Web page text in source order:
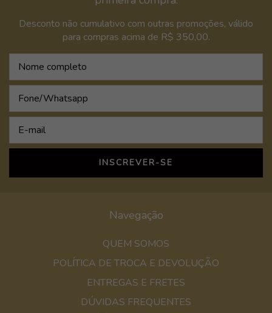
Desconto não cumulativo com outras promoções, válido
para compras acima de R$ 350,00.
Navegação
QUEM SOMOS
POLÍTICA DE TROCA E DEVOLUÇÃO
ENTREGAS E FRETES
DÚVIDAS FREQUENTES